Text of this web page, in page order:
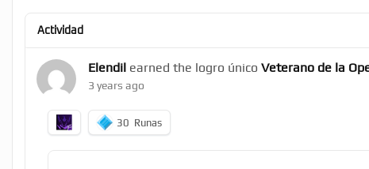
Actividad
Elendil earned the logro único Veterano de la
3 years ago
30 Runas